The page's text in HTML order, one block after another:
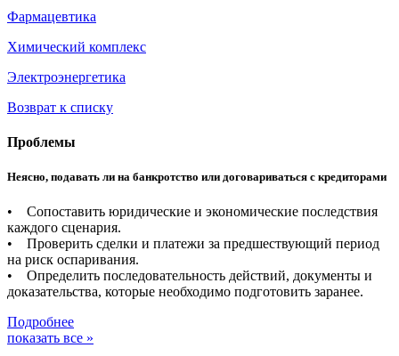
Фармацевтика
Химический комплекс
Электроэнергетика
Возврат к списку
Проблемы
Неясно, подавать ли на банкротство или договариваться с кредиторами
• Сопоставить юридические и экономические последствия
каждого сценария.
• Проверить сделки и платежи за предшествующий период
на риск оспаривания.
• Определить последовательность действий, документы и
доказательства, которые необходимо подготовить заранее.
Подробнее
показать все »